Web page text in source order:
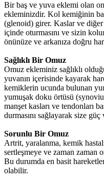
Bir baş ve yuva eklemi olan
ekleminizdir. Kol kemiğinin
(glenoid) girer. Kaslar ve
içinde oturmasını ve sizin
önünüze ve arkanıza doğru
Sağlıklı Bir Omuz
Omuz ekleminiz sağlıklı
yuvanın içerisinde kayarak
kemiklerin ucunda bulunan
yumuşak doku örtüsü
manşet kasları ve tendonları
durmasını sağlayarak size
Sorunlu Bir Omuz
Artrit, yaralanma, kemik
sertleşmeye ve zaman zaman
Bu durumda en basit
olabilir.